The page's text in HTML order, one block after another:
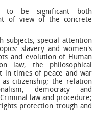
to be significant both
of view of the concrete
subjects, special attention
slavery and women's
and evolution of Human
law; the philosophical
in times of peace and war
citizenship; the relation
democracy and
law and procedure;
protection trough and